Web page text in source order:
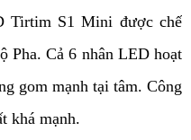
Tirtim S1 Mini được chế
Pha. Cả 6 nhân LED hoạt
gom mạnh tại tâm. Công
khá mạnh.